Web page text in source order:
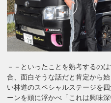
－－といったことを熟考するの
合、面白そうな話だと肯定から
い林道のスペシャルステージを
ーンを頭に浮かべ「これは興味